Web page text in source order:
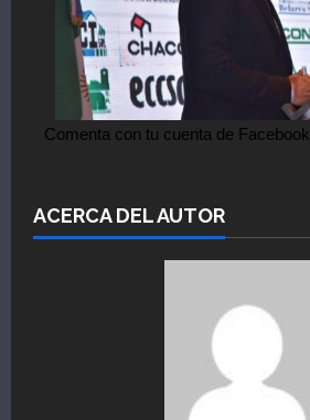
Comenta con tu cuenta de Facebook
ACERCA DEL AUTOR